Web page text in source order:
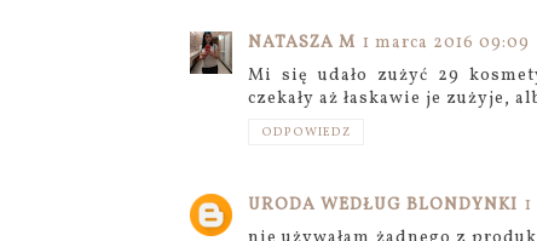
NATASZA M 1 marca 2016 09:09
Mi się udało zużyć 29
czekały aż łaskawie je zużyje,
ODPOWIEDZ
URODA WEDŁUG BLONDYNKI